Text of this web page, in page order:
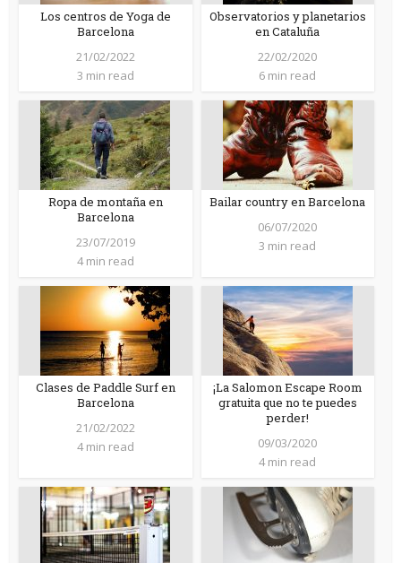
Los centros de Yoga de
Barcelona
21/02/2022
3 min read
Observatorios y planetarios
en Cataluña
22/02/2020
6 min read
Ropa de montaña en
Barcelona
23/07/2019
4 min read
Bailar country en Barcelona
06/07/2020
3 min read
Clases de Paddle Surf en
Barcelona
21/02/2022
4 min read
¡La Salomon Escape Room
gratuita que no te puedes
perder!
09/03/2020
4 min read